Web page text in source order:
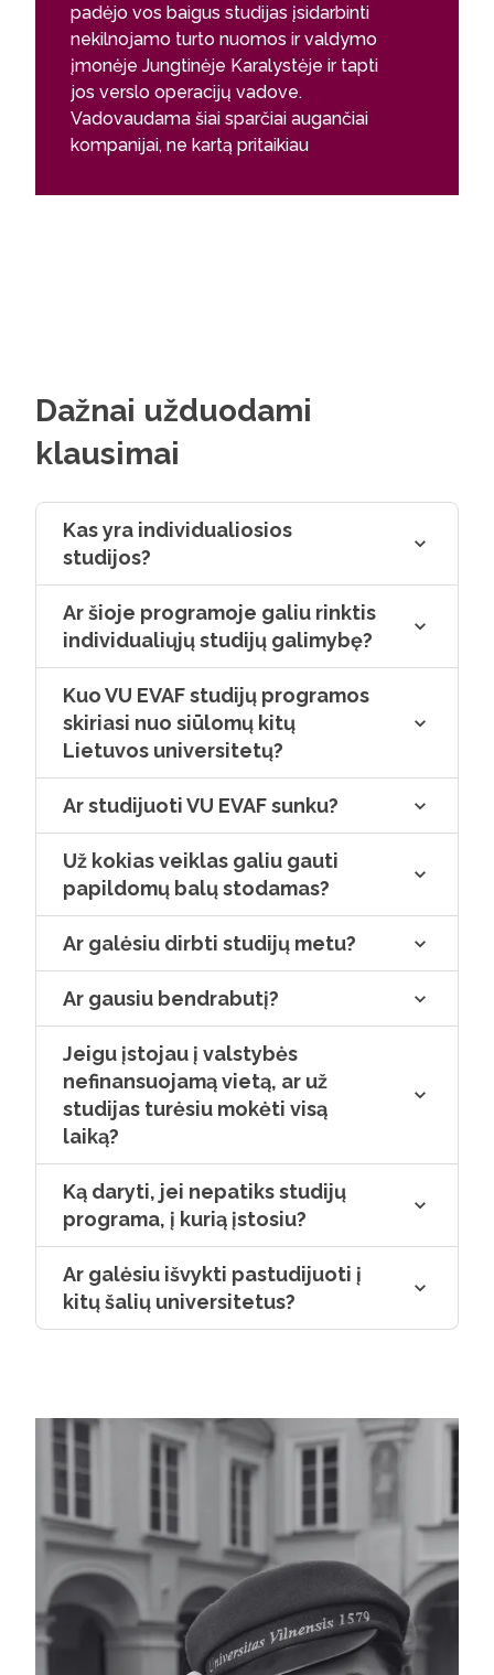
padėjo vos baigus studijas įsidarbinti
nekilnojamo turto nuomos ir valdymo
įmonėje Jungtinėje Karalystėje ir tapti
jos verslo operacijų vadove.
Vadovaudama šiai sparčiai augančiai
kompanijai, ne kartą pritaikiau
laikais, ir žinias iš teorinių paskaitų ir
Dažnai užduodami
klausimai
Kas yra individualiosios
studijos?
Ar šioje programoje galiu rinktis
individualiųjų studijų galimybę?
Kuo VU EVAF studijų programos
skiriasi nuo siūlomų kitų
Lietuvos universitetų?
Ar studijuoti VU EVAF sunku?
Už kokias veiklas galiu gauti
papildomų balų stodamas?
Ar galėsiu dirbti studijų metu?
Ar gausiu bendrabutį?
Jeigu įstojau į valstybės
nefinansuojamą vietą, ar už
studijas turėsiu mokėti visą
laiką?
Ką daryti, jei nepatiks studijų
programa, į kurią įstosiu?
Ar galėsiu išvykti pastudijuoti į
kitų šalių universitetus?